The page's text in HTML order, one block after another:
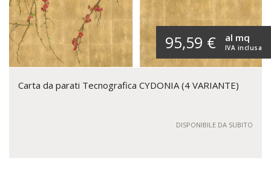
95,59 € IVA inclusa
al mq
Carta da parati Tecnografica CYDONIA (4 VARIANTE)
DISPONIBILE DA SUBITO